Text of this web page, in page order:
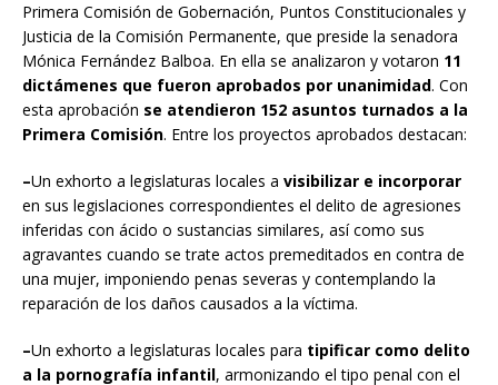
Primera Comisión de Gobernación, Puntos Constitucionales y
Justicia de la Comisión Permanente, que preside la senadora
Mónica Fernández Balboa. En ella se analizaron y votaron 11
dictámenes que fueron aprobados por unanimidad. Con
esta aprobación se atendieron 152 asuntos turnados a la
Primera Comisión. Entre los proyectos aprobados destacan:
–Un exhorto a legislaturas locales a visibilizar e incorporar
en sus legislaciones correspondientes el delito de agresiones
inferidas con ácido o sustancias similares, así como sus
agravantes cuando se trate actos premeditados en contra de
una mujer, imponiendo penas severas y contemplando la
reparación de los daños causados a la víctima.
–Un exhorto a legislaturas locales para tipificar como delito
a la pornografía infantil, armonizando el tipo penal con el